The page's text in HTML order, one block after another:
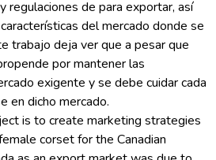
regulaciones de para exportar, así
del mercado donde se
trabajo deja ver que a pesar que
por mantener las
exigente y se debe cuidar cada
en dicho mercado.
is to create marketing strategies
corset for the Canadian